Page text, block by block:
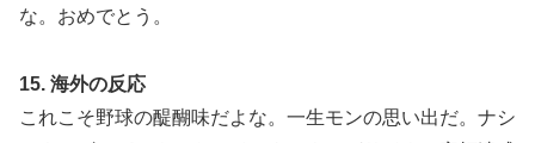
な。おめでとう。
15. 海外の反応
これこそ野球の醍醐味だよな。一生モンの思い出だ。ナシ